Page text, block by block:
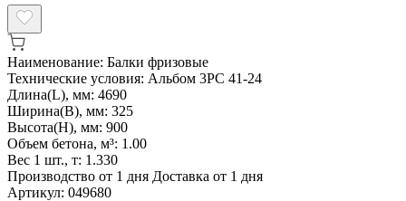
Наименование: Балки фризовые
Технические условия: Альбом 3РС 41-24
Длина(L), мм: 4690
Ширина(B), мм: 325
Высота(H), мм: 900
Объем бетона, м³: 1.00
Вес 1 шт., т: 1.330
Производство от 1 дня Доставка от 1 дня
Артикул: 049680